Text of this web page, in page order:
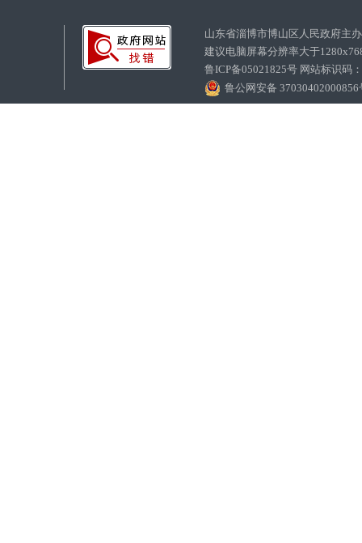
山东省淄博市博山区人民政府
建议电脑屏幕分辨率大于
鲁ICP备05021825号 网站标识码
鲁公网安备 37030402000856